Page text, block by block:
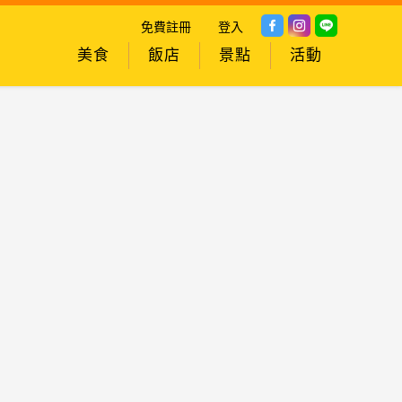
免費註冊 登入
美食 飯店 景點 活動